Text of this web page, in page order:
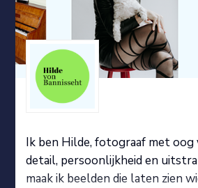
Ik ben Hilde, fotograaf met oog
detail, persoonlijkheid en
maak ik beelden die laten zien